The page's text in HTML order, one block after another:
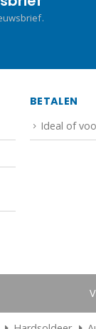
BETALEN
Ideal of